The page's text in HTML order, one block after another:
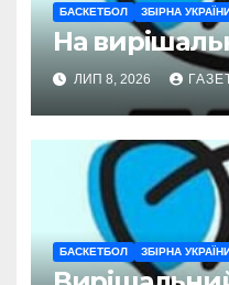
БАСКЕТБОЛ ЗБІРНА
На
ЛИП 8, 2026
БАСКЕТБОЛ ЗБІРНА